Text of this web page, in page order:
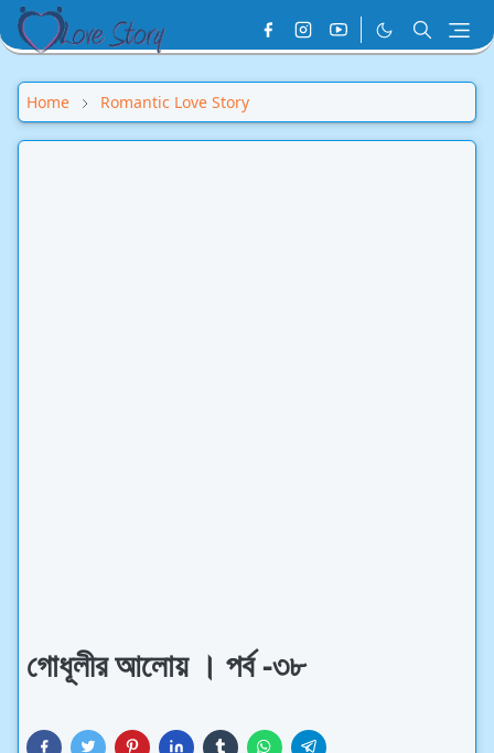
Home Romantic Love Story
গোধূলীর আলোয় । পর্ব -৩৮